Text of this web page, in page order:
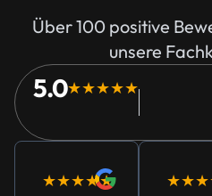
Über 100 positive
unsere
5.0★★★★★
★★★★★